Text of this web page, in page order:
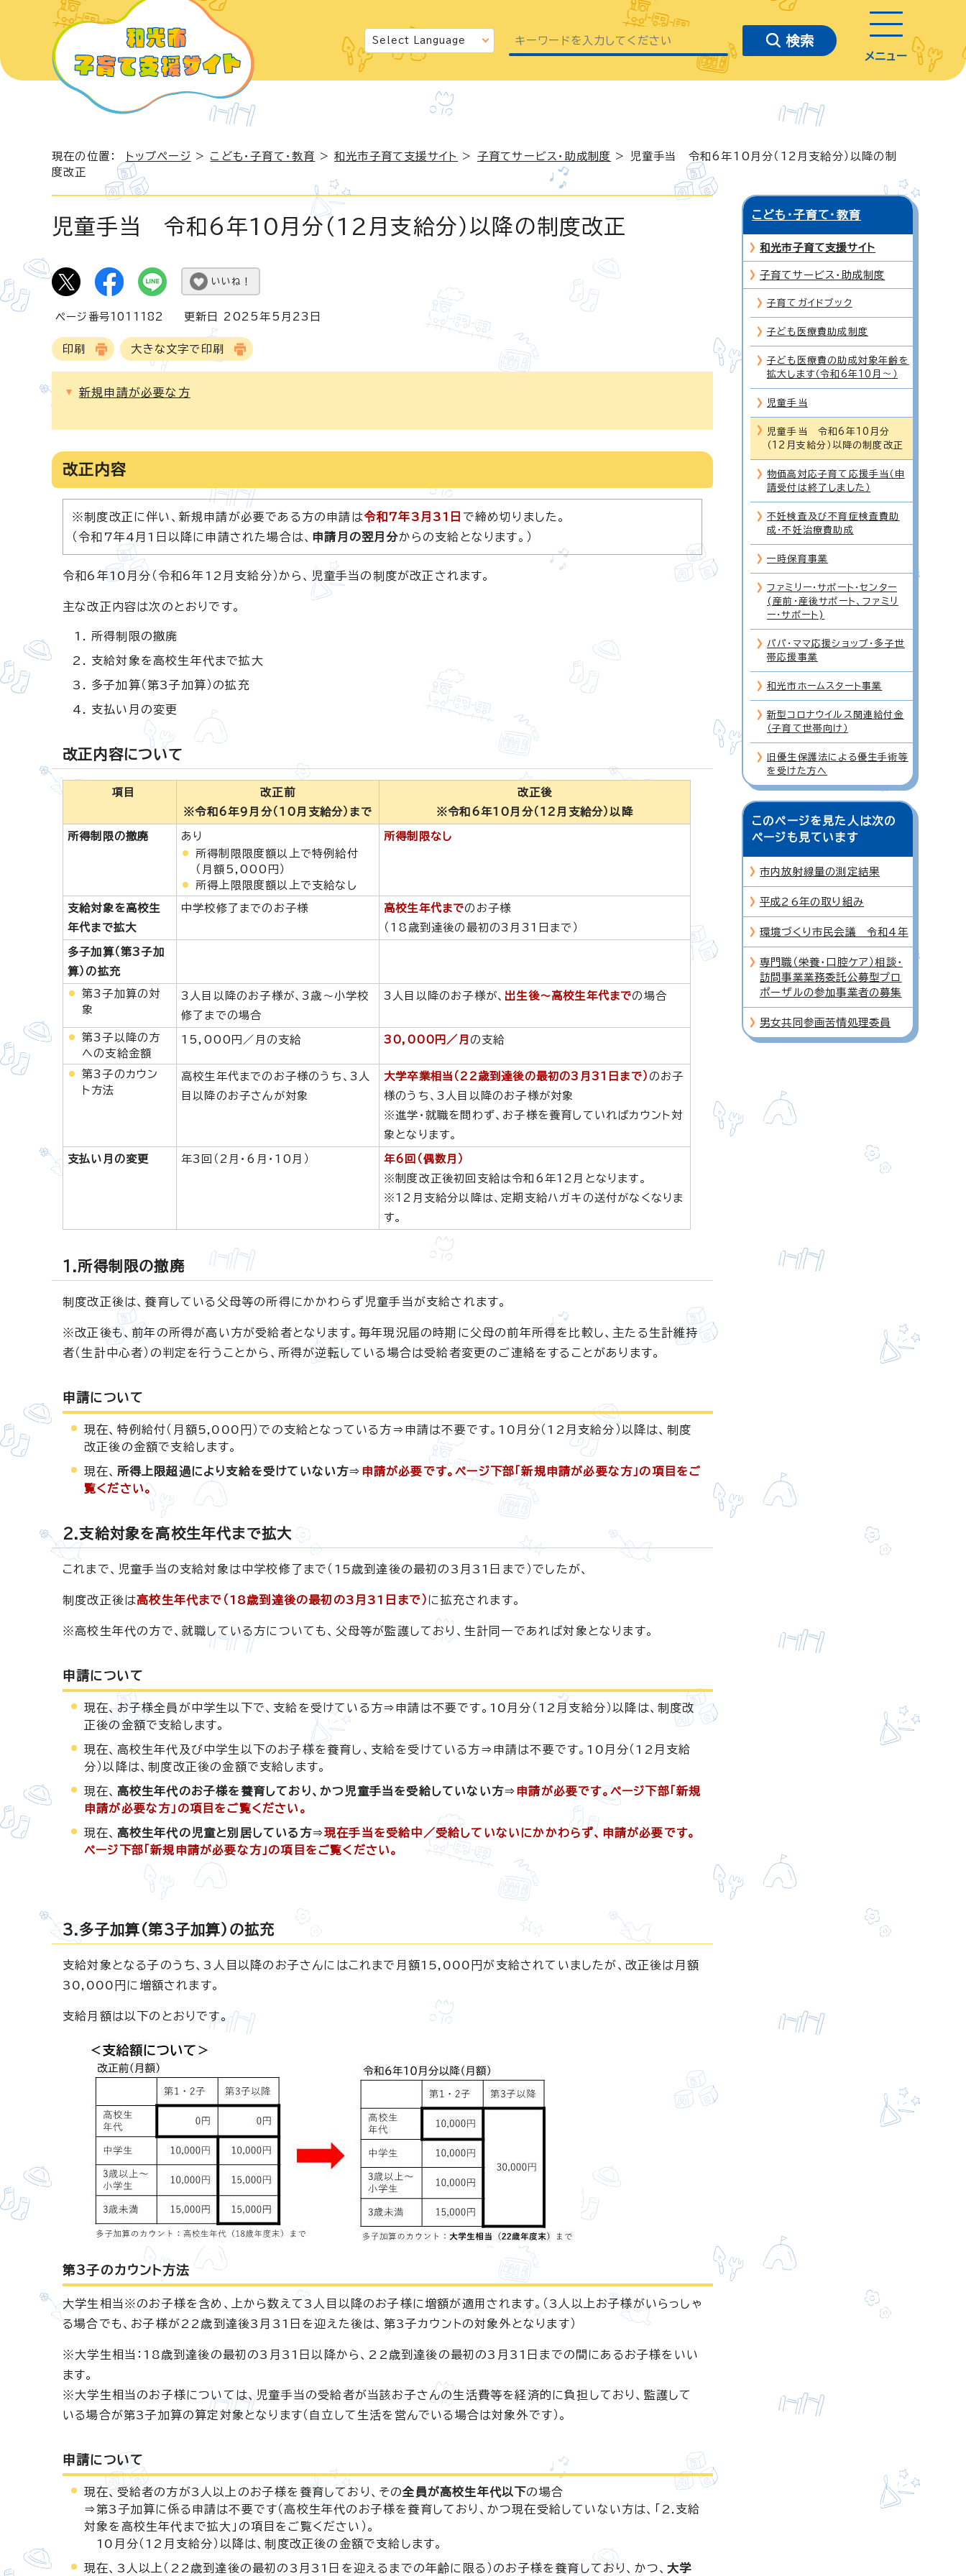
メニュー
現在の位置： トップページ > こども・子育て・教育 >和光市子育て支援サイト > 子育てサービス・助成制度 > 児童手当 令和6年10月分（12月支給分）以降の制
度改正
児童手当 令和6年10月分（12月支給分）以降の制度改正
いいね！
ページ番号1011182 更新日 2025年5月23日
印刷 大きな文字で印刷
新規申請が必要な方
改正内容
※制度改正に伴い、新規申請が必要である方の申請は令和7年3月31日 で締め切りました。
（令和7年4月1日以降に申請された場合は、
申請月の翌月分からの支給となります。）
令和6年10月分（令和6年12月支給分）から、児童手当の制度が改正されます。
主な改正内容は次のとおりです。
所得制限の撤廃
支給対象を高校生年代まで拡大
多子加算（第3子加算）の拡充
支払い月の変更
改正内容について
項目
改正前
※令和6年9月分（10月支給分）まで
改正後
※令和6年10月分（12月支給分）以降
所得制限の撤廃
あり
所得制限限度額以上で特例給付
（月額5,000円）
所得上限限度額以上で支給なし
所得制限なし
支給対象を高校生
年代まで拡大
中学校修了までのお子様 高校生年代までのお子様
（18歳到達後の最初の3月31日まで）
多子加算（第3子加
算）の拡充
第3子加算の対
象
3人目以降のお子様が、3歳～小学校
修了までの場合
3人目以降のお子様が、 出生後～高校生年代までの場合
第3子以降の方
への支給金額
15,000円／月の支給 30,000円／月 の支給
第3子のカウン
ト方法
高校生年代までのお子様のうち、3人
目以降のお子さんが対象
大学卒業相当（22歳到達後の最初の3月31日まで） のお子
様のうち、3人目以降のお子様が対象
※進学・就職を問わず、お子様を養育していればカウント対
象となります。
支払い月の変更 年3回（2月・6月・10月）
年6回（偶数月）
※制度改正後初回支給は令和6年12月となります。
※12月支給分以降は、定期支給ハガキの送付がなくなりま
す。
1.所得制限の撤廃
制度改正後は、養育している父母等の所得にかかわらず児童手当が支給されます。
※改正後も、前年の所得が高い方が受給者となります。毎年現況届の時期に父母の前年所得を比較し、主たる生計維持
者（生計中心者）の判定を行うことから、所得が逆転している場合は受給者変更のご連絡をすることがあります。
申請について
現在、特例給付（月額5,000円）での支給となっている方⇒申請は不要です。10月分（12月支給分）以降は、制度
改正後の金額で支給します。
現在、 所得上限超過により支給を受けていない方⇒ 申請が必要です。ページ下部「新規申請が必要な方」の項目をご
覧ください。
2.支給対象を高校生年代まで拡大
これまで、児童手当の支給対象は中学校修了まで（15歳到達後の最初の3月31日まで）でしたが、
制度改正後は高校生年代まで（18歳到達後の最初の3月31日まで）に拡充されます。
※高校生年代の方で、就職している方についても、父母等が監護しており、生計同一であれば対象となります。
申請について
現在、お子様全員が中学生以下で、支給を受けている方⇒申請は不要です。10月分（12月支給分）以降は、制度改
正後の金額で支給します。
現在、高校生年代及び中学生以下のお子様を養育し、支給を受けている方⇒申請は不要です。10月分（12月支給
分）以降は、制度改正後の金額で支給します。
現在、 高校生年代のお子様を養育しており、かつ児童手当を受給していない方⇒ 申請が必要です。ページ下部「新規
申請が必要な方」の項目をご覧ください。
現在、 高校生年代の児童と別居している方⇒現在手当を受給中／受給していないにかかわらず、申請が必要です。
ページ下部「新規申請が必要な方」の項目をご覧ください。
3.多子加算（第3子加算）の拡充
支給対象となる子のうち、3人目以降のお子さんにはこれまで月額15,000円が支給されていましたが、改正後は月額
30,000円に増額されます。
支給月額は以下のとおりです。
第3子のカウント方法
大学生相当※のお子様を含め、上から数えて3人目以降のお子様に増額が適用されます。（3人以上お子様がいらっしゃ
る場合でも、お子様が22歳到達後3月31日を迎えた後は、第3子カウントの対象外となります）
※大学生相当：18歳到達後の最初の3月31日以降から、22歳到達後の最初の3月31日までの間にあるお子様をいい
ます。
※大学生相当のお子様については、児童手当の受給者が当該お子さんの生活費等を経済的に負担しており、監護して
いる場合が第3子加算の算定対象となります（自立して生活を営んでいる場合は対象外です）。
申請について
現在、受給者の方が3人以上のお子様を養育しており、その全員が高校生年代以下の場合
⇒第3子加算に係る申請は不要です（高校生年代のお子様を養育しており、かつ現在受給していない方は、「2.支給
対象を高校生年代まで拡大」の項目をご覧ください）。
10月分（12月支給分）以降は、制度改正後の金額で支給します。
現在、3人以上（22歳到達後の最初の3月31日を迎えるまでの年齢に限る）のお子様を養育しており、かつ、大学
こども・子育て・教育
和光市子育て支援サイト
子育てサービス・助成制度
子育てガイドブック
子ども医療費助成制度
子ども医療費の助成対象年齢を
拡大します（令和6年10月～）
児童手当
児童手当 令和6年10月分
（12月支給分）以降の制度改正
物価高対応子育て応援手当（申
請受付は終了しました）
不妊検査及び不育症検査費助
成・不妊治療費助成
一時保育事業
ファミリー・サポート・センター
(産前・産後サポート、ファミリ
ー・サポート)
パパ・ママ応援ショップ・多子世
帯応援事業
和光市ホームスタート事業
新型コロナウイルス関連給付金
（子育て世帯向け）
旧優生保護法による優生手術等
を受けた方へ
このページを見た人は次の
ページも見ています
市内放射線量の測定結果
平成26年の取り組み
環境づくり市民会議 令和4年
専門職（栄養・口腔ケア）相談・
訪問事業業務委託公募型プロ
ポーザルの参加事業者の募集
男女共同参画苦情処理委員